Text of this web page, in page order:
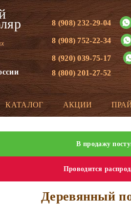
8 (908) 232-29-04
8 (908) 752-22-34
8 (920) 039-75-17
8 (800) 201-27-52
КАТАЛОГ АКЦИИ
В продажу
Проводится
Деревянный